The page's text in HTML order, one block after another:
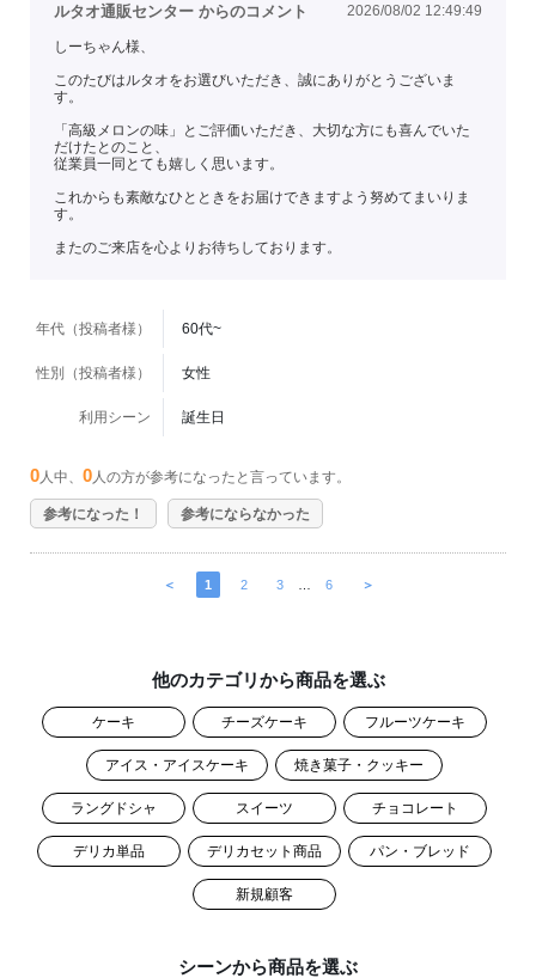
ルタオ通販センター からのコメント 2026/08/02 12:49:49
しーちゃん様、
このたびはルタオをお選びいただき、誠にありがとうございま
す。
「高級メロンの味」とご評価いただき、大切な方にも喜んでいた
だけたとのこと、
従業員一同とても嬉しく思います。
これからも素敵なひとときをお届けできますよう努めてまいりま
す。
またのご来店を心よりお待ちしております。
年代（投稿者様） 60代~
性別（投稿者様） 女性
利用シーン 誕生日
0 人中、 0 人の方が参考になったと言っています。
参考になった！ 参考にならなかった
＜ 1 2 3 6 ＞
他のカテゴリから商品を選ぶ
ケーキ チーズケーキ フルーツケーキ
アイス・アイスケーキ 焼き菓子・クッキー
ラングドシャ スイーツ チョコレート
デリカ単品 デリカセット商品 パン・ブレッド
新規顧客
シーンから商品を選ぶ